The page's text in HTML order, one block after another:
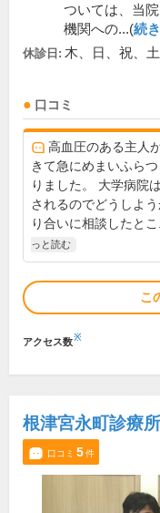
ついては、当
機関への...(続
休診日: 木、日、祝、
口コミ
高血圧のある主人
きて急にめまいふら
りました。 大学病院
されるのでどうしよ
り合いに相談したとこ
っと読む
こ
アクセス数※
根津宮永町診療所
口コミ 5件